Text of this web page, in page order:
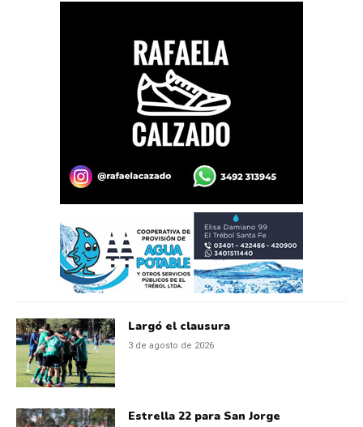
Largó el clausura
3 de agosto de 2026
Estrella 22 para San Jorge